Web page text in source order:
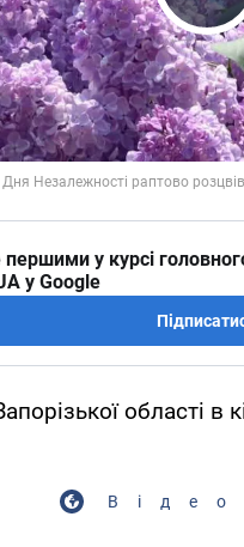
першими у курсі
у Google
області в